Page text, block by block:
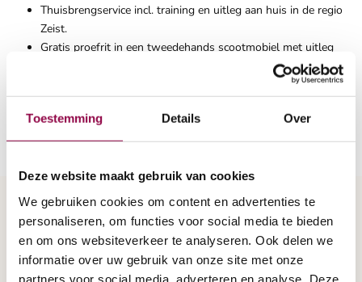
Toestemming Details Over
Deze website maakt gebruik van cookies
We gebruiken cookies om content en advertenties te
personaliseren, om functies voor social media te bieden
en om ons websiteverkeer te analyseren. Ook delen we
informatie over uw gebruik van onze site met onze
partners voor social media, adverteren en analyse. Deze
Thuisbrengservice incl. training en uitleg aan huis in de regio
Zeist.
Gratis proefrit in een tweedehands scootmobiel met uitleg
door een ervaren scootmobiel adviseur, zowel aan huis in
Voor meer informatie of een gratis brochure over een scootmobiel
brochure aanvragen